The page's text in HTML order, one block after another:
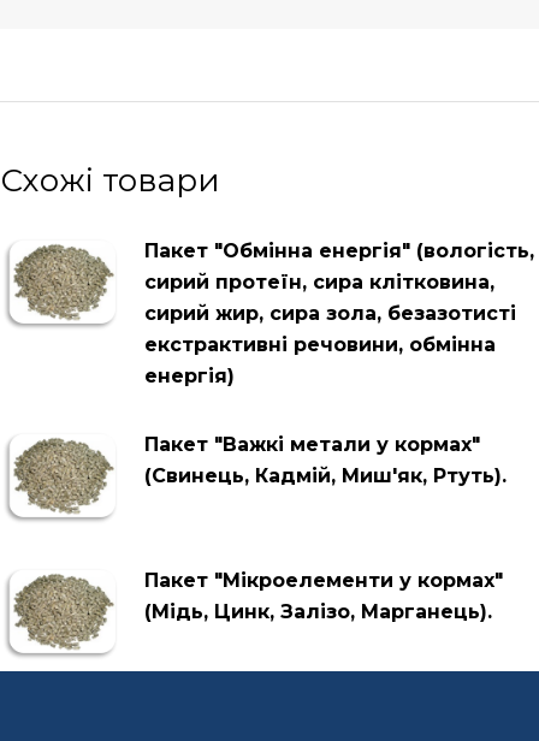
Схожі товари
Пакет "Обмінна енергія" (вологість,
сирий протеїн, сира клітковина,
сирий жир, сира зола, безазотисті
екстрактивні речовини, обмінна
енергія)
Пакет "Важкі метали у кормах"
(Свинець, Кадмій, Миш'як, Ртуть).
Пакет "Мікроелементи у кормах"
(Мідь, Цинк, Залізо, Марганець).